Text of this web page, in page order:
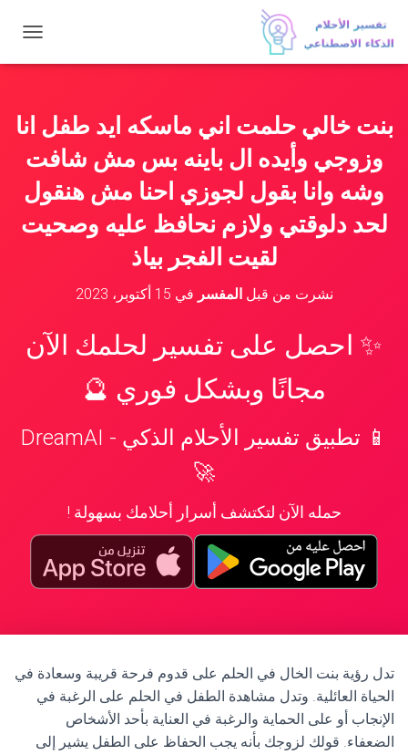
ب
ل
ا
ت
ق
بنت خالي حلمت اني ماسكه ايد طفل انا
وزوجي وأيده ال باينه بس مش شافت
وشه وانا بقول لجوزي احنا مش هنقول
لحد دلوقتي ولازم نحافظ عليه وصحيت
لقيت الفجر بياذ
نشرت من قبلالمفسر في 15 أكتوبر، 2023
✨ احصل على تفسير لحلمك الآن
مجانًا وبشكل فوري 🔮
📱 تطبيق تفسير الأحلام الذكي - DreamAI
🚀
حمله الآن لتكتشف أسرار أحلامك بسهولة !
تدل رؤية بنت الخال في الحلم على قدوم فرحة قريبة وسعادة في
الحياة العائلية. وتدل مشاهدة الطفل في الحلم على الرغبة في
الإنجاب أو على الحماية والرغبة في العناية بأحد الأشخاص
الضعفاء. قولك لزوجك بأنه يجب الحفاظ على الطفل يشير إلى